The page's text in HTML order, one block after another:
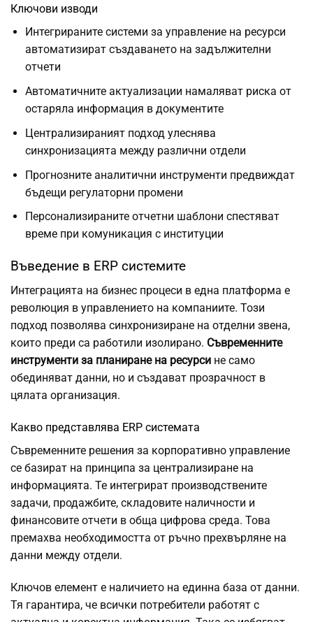
Ключови изводи
Интегрираните системи за управление на ресурси
автоматизират създаването на задължителни
отчети
Автоматичните актуализации намаляват риска от
остаряла информация в документите
Централизираният подход улеснява
синхронизацията между различни отдели
Прогнозните аналитични инструменти предвиждат
бъдещи регулаторни промени
Персонализираните отчетни шаблони спестяват
време при комуникация с институции
Въведение в ERP системите
Интеграцията на бизнес процеси в една платформа е
революция в управлението на компаниите. Този
подход позволява синхронизиране на отделни звена,
които преди са работили изолирано. Съвременните
инструменти за планиране на ресурси не само
обединяват данни, но и създават прозрачност в
цялата организация.
Какво представлява ERP системата
Съвременните решения за корпоративно управление
се базират на принципа за централизиране на
информацията. Те интегрират производствените
задачи, продажбите, складовите наличности и
финансовите отчети в обща цифрова среда. Това
премахва необходимостта от ръчно прехвърляне на
данни между отдели.
Ключов елемент е наличието на единна база от данни.
Тя гарантира, че всички потребители работят с